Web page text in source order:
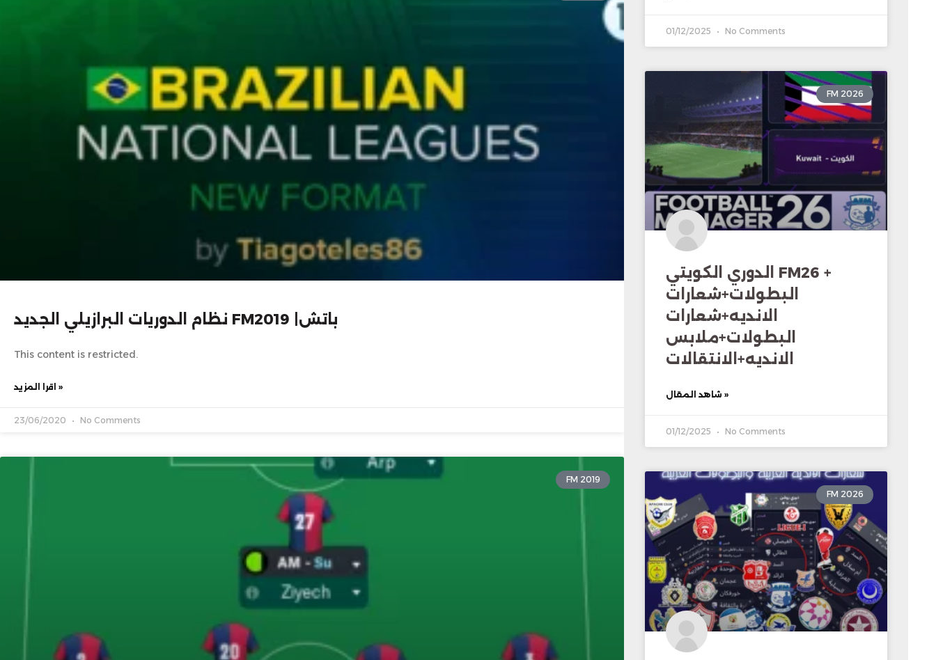
نظام الدوريات البرازيلي الجديد FM2019 |باتش
This content is restricted.
اقرا المزيد »
23/06/2020 No Comments
FM 2019
01/12/2025 No Comments
FM 2026
الدوري الكويتي FM26 +
البطولات+شعارات
الانديه+شعارات
البطولات+ملابس
الانديه+الانتقالات
شاهد المقال »
01/12/2025 No Comments
FM 2026